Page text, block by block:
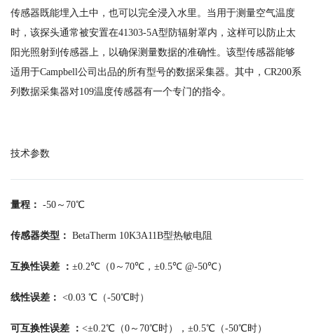
传感器既能埋入土中，也可以完全浸入水里。当用于测量空气温度
时，该探头通常被安置在41303-5A型防辐射罩内，这样可以防止太
阳光照射到传感器上，以确保测量数据的准确性。该型传感器能够
适用于Campbell公司出品的所有型号的数据采集器。其中，CR200系
列数据采集器对109温度传感器有一个专门的指令。
技术参数
量程： -50～70℃
传感器类型： BetaTherm 10K3A11B型热敏电阻
互换性误差 ： ±0.2℃（0～70℃，±0.5℃ @-50℃）
线性误差： <0.03 ℃（-50℃时）
可互换性误差 ： <±0.2℃（0～70℃时），±0.5℃（-50℃时）